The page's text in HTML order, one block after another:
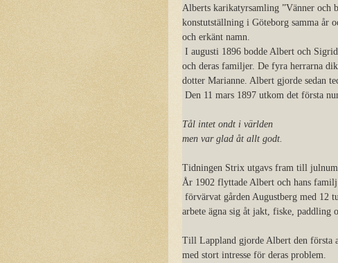
Alberts karikatyrsamling ”Vänner och
konstutställning i Göteborg samma år
och erkänt namn.
I augusti 1896 bodde Albert och
och deras familjer. De fyra herrarna
dotter Marianne. Albert gjorde sedan
Den 11 mars 1897 utkom det första
Tål intet ondt i världen
men var glad åt allt godt.
Tidningen Strix utgavs fram till
År 1902 flyttade Albert och hans
förvärvat gården Augustberg med 12
arbete ägna sig åt jakt, fiske, paddling
Till Lappland gjorde Albert den första
med stort intresse för deras problem.